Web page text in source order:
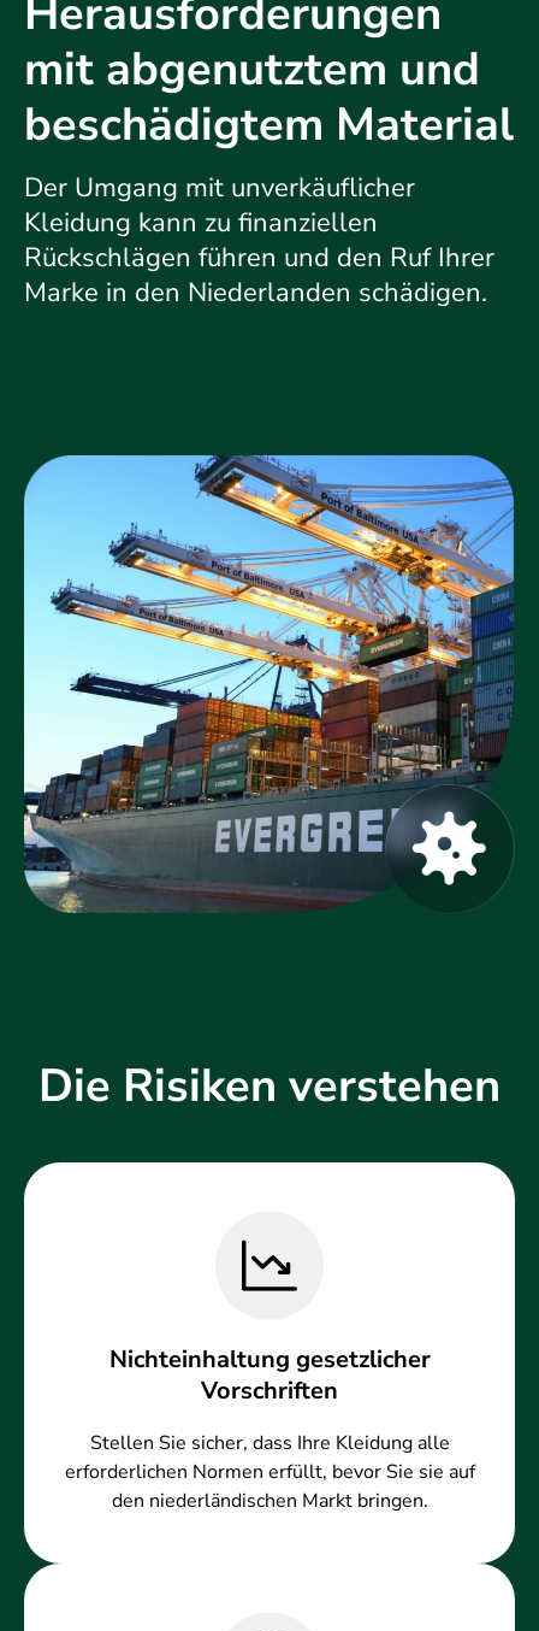
Herausforderungen
mit abgenutztem und
beschädigtem Material
Der Umgang mit unverkäuflicher
Kleidung kann zu finanziellen
Rückschlägen führen und den Ruf Ihrer
Marke in den Niederlanden schädigen.
Die Risiken verstehen
Nichteinhaltung gesetzlicher
Vorschriften
Stellen Sie sicher, dass Ihre Kleidung alle
erforderlichen Normen erfüllt, bevor Sie sie auf
den niederländischen Markt bringen.